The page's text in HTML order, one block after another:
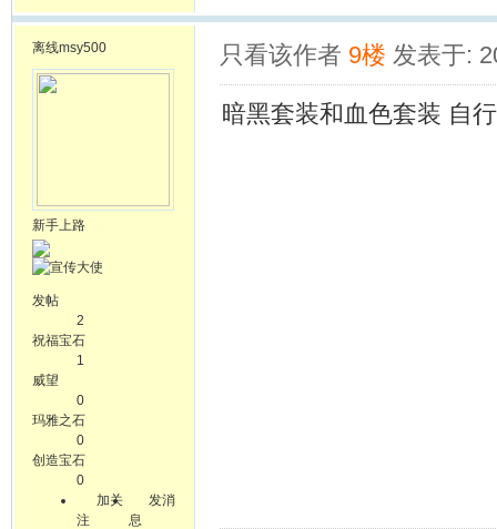
离线msy500
新手上路
发帖
2
祝福宝石
1
威望
0
玛雅之石
0
创造宝石
0
加关
注
发消
息
只看该作者 9楼 发表于:
暗黑套装和血色套装 自